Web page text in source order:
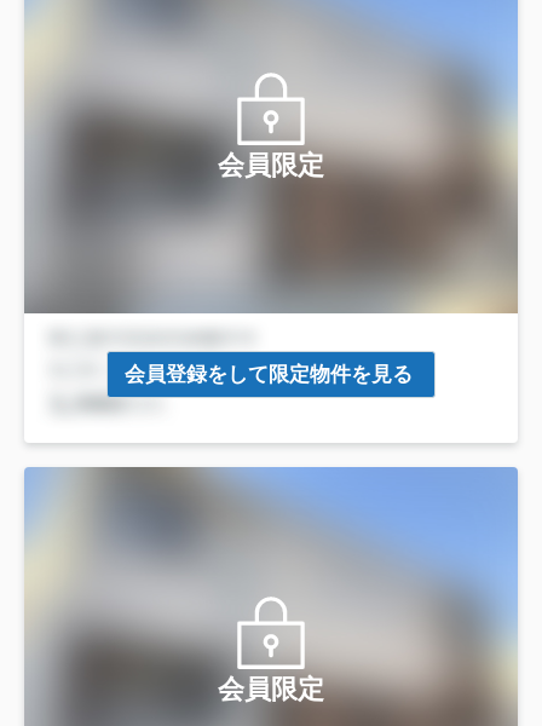
会員限定
会員登録をして限定物件を見る
会員限定